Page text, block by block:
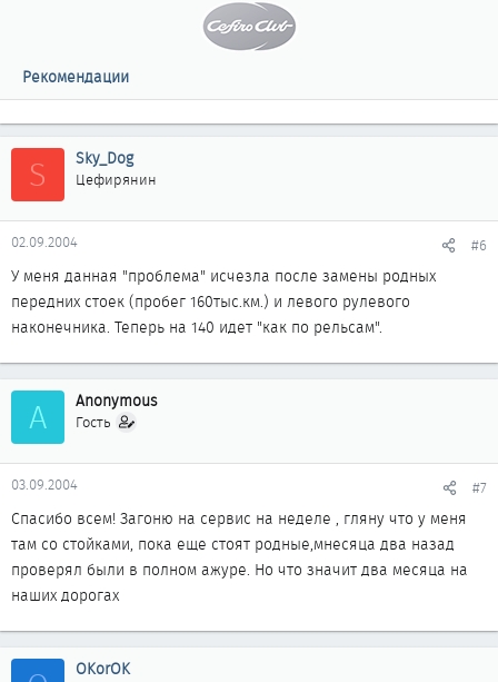
Рекомендации
S Sky_Dog
Цефирянин
02.09.2004 #6
У меня данная "проблема" исчезла после замены родных
передних стоек (пробег 160тыс.км.) и левого рулевого
наконечника. Теперь на 140 идет "как по рельсам".
A Anonymous
Гость
03.09.2004 #7
Спасибо всем! Загоню на сервис на неделе , гляну что у меня
там со стойками, пока еще стоят родные,мнесяца два назад
проверял были в полном ажуре. Но что значит два месяца на
наших дорогах
OKorOK